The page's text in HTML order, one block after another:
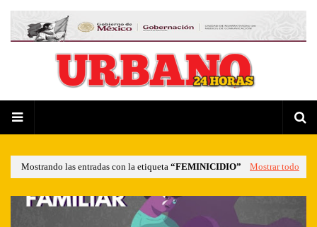
Mostrando las entradas con la etiqueta FEMINICIDIO Mostrar todo